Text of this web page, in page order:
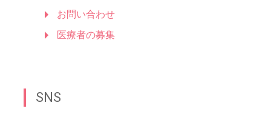
お問い合わせ
医療者の募集
SNS